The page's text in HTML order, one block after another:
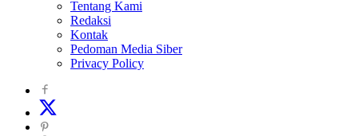
Tentang Kami
Redaksi
Kontak
Pedoman Media Siber
Privacy Policy